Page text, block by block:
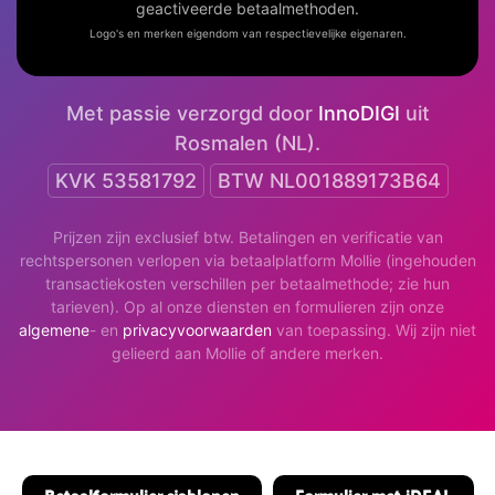
geactiveerde betaalmethoden.
Logo's en merken eigendom van respectievelijke eigenaren.
Met passie verzorgd door InnoDIGI uit
Rosmalen (NL).
KVK 53581792
BTW NL001889173B64
Prijzen zijn exclusief btw. Betalingen en verificatie van
rechtspersonen verlopen via betaalplatform Mollie (ingehouden
transactiekosten verschillen per betaalmethode; zie hun
tarieven). Op al onze diensten en formulieren zijn onze
algemene- en privacyvoorwaarden van toepassing. Wij zijn niet
gelieerd aan Mollie of andere merken.